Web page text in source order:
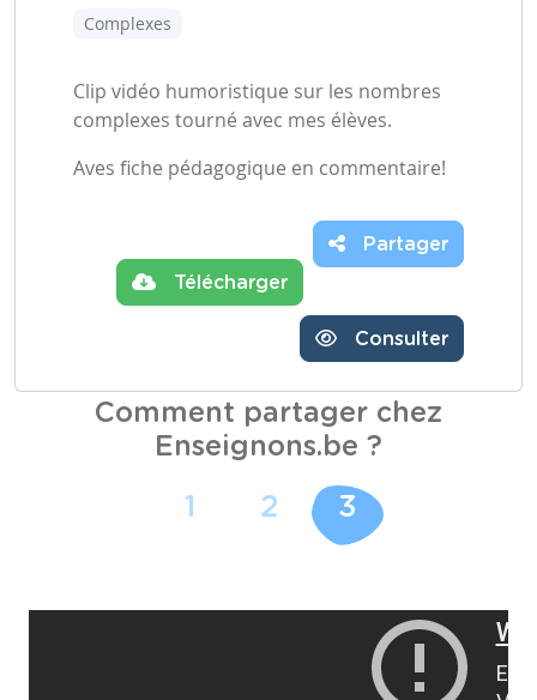
Complexes
Clip vidéo humoristique sur les nombres
complexes tourné avec mes élèves.
Aves fiche pédagogique en commentaire!
Télécharger
Partager
Consulter
Comment partager chez
Enseignons.be ?
1 2 3